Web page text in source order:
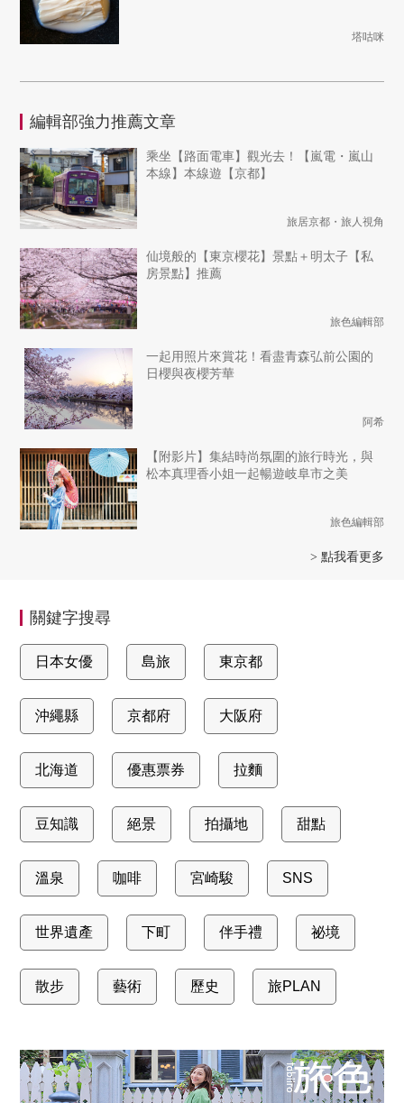
塔咕咪
編輯部強力推薦文章
乘坐【路面電車】觀光去！【嵐電・嵐山
本線】本線遊【京都】
旅居京都・旅人視角
仙境般的【東京櫻花】景點＋明太子【私
房景點】推薦
旅色編輯部
一起用照片來賞花！看盡青森弘前公園的
日櫻與夜櫻芳華
阿希
【附影片】集結時尚氛圍的旅行時光，與
松本真理香小姐一起暢遊岐阜市之美
旅色編輯部
> 點我看更多
關鍵字搜尋
日本女優 島旅 東京都
沖繩縣 京都府 大阪府
北海道 優惠票券 拉麵
豆知識 絕景 拍攝地 甜點
溫泉 咖啡 宮崎駿 SNS
世界遺產 下町 伴手禮 祕境
散步 藝術 歷史 旅PLAN